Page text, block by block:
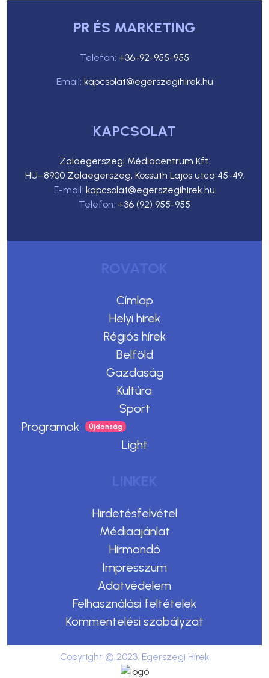
PR ÉS MARKETING
Telefon: +36-92-955-955
Email: kapcsolat@egerszegihirek.hu
KAPCSOLAT
Zalaegerszegi Médiacentrum Kft.
HU–8900 Zalaegerszeg, Kossuth Lajos utca 45-49.
E-mail: kapcsolat@egerszegihirek.hu
Telefon: +36 (92) 955-955
ROVATOK
Címlap
Helyi hírek
Régiós hírek
Belföld
Gazdaság
Kultúra
Sport
Programok
Light
LINKEK
Hirdetésfelvétel
Médiaajánlat
Hírmondó
Impresszum
Adatvédelem
Felhasználási feltételek
Kommentelési szabályzat
Copyright © 2023. Egerszegi Hírek